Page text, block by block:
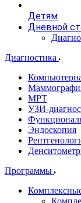
Детям
Дневной
Диагностика
МРТ
УЗИ-
Эндоскопия
Программы